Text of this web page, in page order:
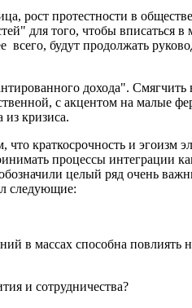
рост протестности в
для того, чтобы вписаться в
будут продолжать
дохода". Смягчить
с акцентом на малые
кризиса.
краткосрочность и эгоизм
процессы интеграции
целый ряд очень
следующие:
в массах способна повлиять
и сотрудничества?